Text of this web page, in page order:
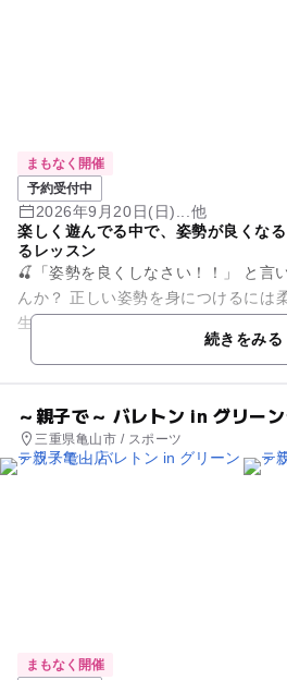
まもなく開催
予約受付中
2026年9月20日(日)...他
楽しく遊んでる中で、姿勢が良くな
るレッスン
🍒「姿勢を良くしなさい！！」 と言いたくなることはありませ
んか？ 正しい姿勢を身につけるには
生活では前屈みになることも多く、
続きをみる
～親子で～ バレトン in グリー
三重県亀山市 / スポーツ
まもなく開催